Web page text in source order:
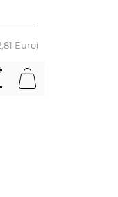
Euro)